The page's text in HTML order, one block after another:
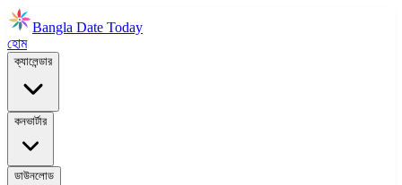
Bangla Date Today
হোম
ক্যালেন্ডার
কনভার্টার
ডাউনলোড